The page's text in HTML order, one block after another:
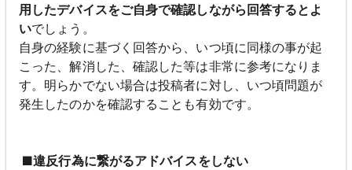
用したデバイスをご自身で確認しながら回答するとよ
いでしょう。
自身の経験に基づく回答から、いつ頃に同様の事が起
こった、解消した、確認した等は非常に参考になりま
す。明らかでない場合は投稿者に対し、いつ頃問題が
発生したのかを確認することも有効です。
■違反行為に繋がるアドバイスをしない